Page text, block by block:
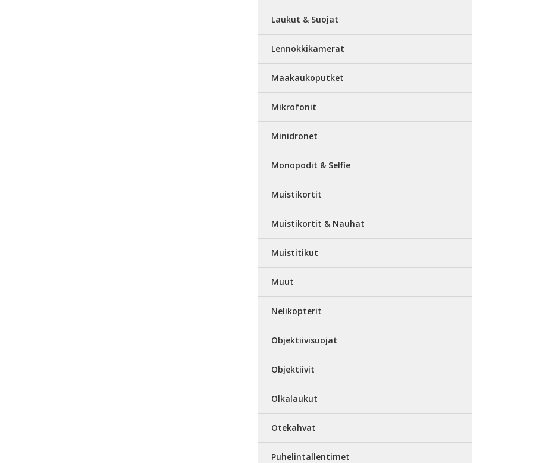
Laukut & Suojat
Lennokkikamerat
Maakaukoputket
Mikrofonit
Minidronet
Monopodit & Selfie
Muistikortit
Muistikortit & Nauhat
Muistitikut
Muut
Nelikopterit
Objektiivisuojat
Objektiivit
Olkalaukut
Otekahvat
Puhelintallentimet